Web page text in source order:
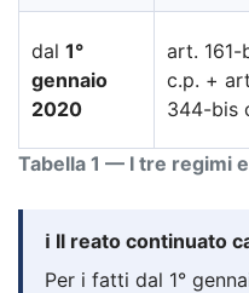
Tabella 1 — I tre regimi
dal 1°
gennaio
2020
art. 161-
c.p. +
344-bis
ℹ️ Il reato continuato
Per i fatti dal 1°